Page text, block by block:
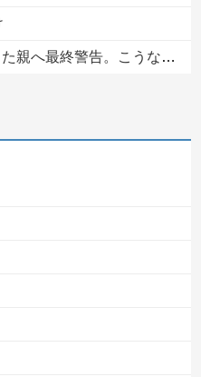
終警告。こうなってもいい？」
ルグループが待望の日本デビュー